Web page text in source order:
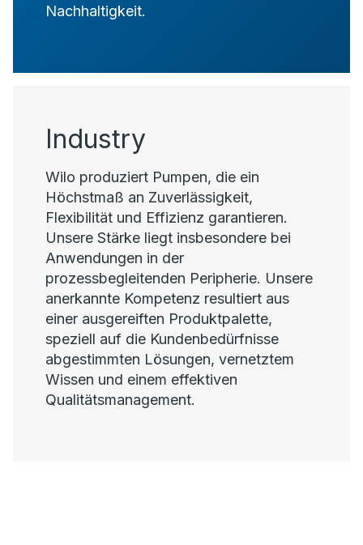
Nachhaltigkeit.
Industry
Wilo produziert Pumpen, die ein
Höchstmaß an Zuverlässigkeit,
Flexibilität und Effizienz garantieren.
Unsere Stärke liegt insbesondere bei
Anwendungen in der
prozessbegleitenden Peripherie. Unsere
anerkannte Kompetenz resultiert aus
einer ausgereiften Produktpalette,
speziell auf die Kundenbedürfnisse
abgestimmten Lösungen, vernetztem
Wissen und einem effektiven
Qualitätsmanagement.